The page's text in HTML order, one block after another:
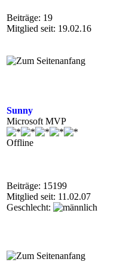
Beiträge: 19
Mitglied seit: 19.02.16
Sunny
Microsoft MVP
Offline
Beiträge: 15199
Mitglied seit: 11.02.07
Geschlecht: